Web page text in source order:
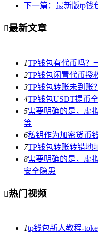
下一篇：最新版tp钱
最新文章
1TP钱包有代币吗？
2TP钱包闲置代币授
3TP钱包转账未到账
4TP钱包USDT提币
5需要明确的是，虚
等
6私钥作为加密货币
7TP钱包转账转错地
8需要明确的是，虚
安全隐患
热门视频
1tp钱包新人教程-